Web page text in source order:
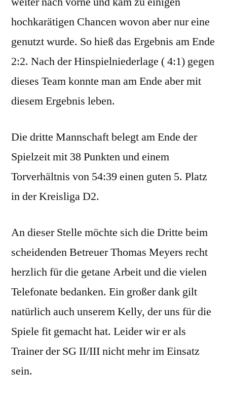
hochkarätigen Chancen wovon aber nur eine
genutzt wurde. So hieß das Ergebnis am Ende
2:2. Nach der Hinspielniederlage ( 4:1) gegen
dieses Team konnte man am Ende aber mit
diesem Ergebnis leben.
Die dritte Mannschaft belegt am Ende der
Spielzeit mit 38 Punkten und einem
Torverhältnis von 54:39 einen guten 5. Platz
in der Kreisliga D2.
An dieser Stelle möchte sich die Dritte beim
scheidenden Betreuer Thomas Meyers recht
herzlich für die getane Arbeit und die vielen
Telefonate bedanken. Ein großer dank gilt
natürlich auch unserem Kelly, der uns für die
Spiele fit gemacht hat. Leider wir er als
Trainer der SG II/III nicht mehr im Einsatz
sein.